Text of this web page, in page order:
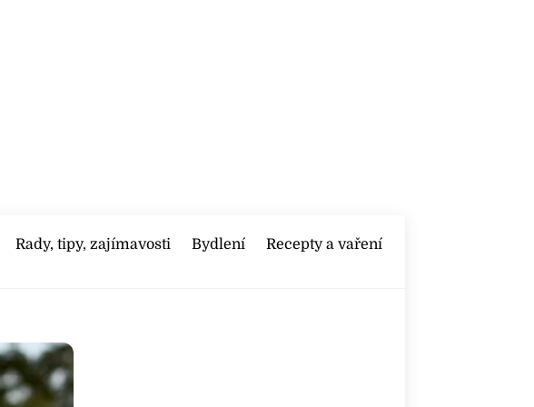
Rady, tipy, zajímavosti Bydlení Recepty a vaření